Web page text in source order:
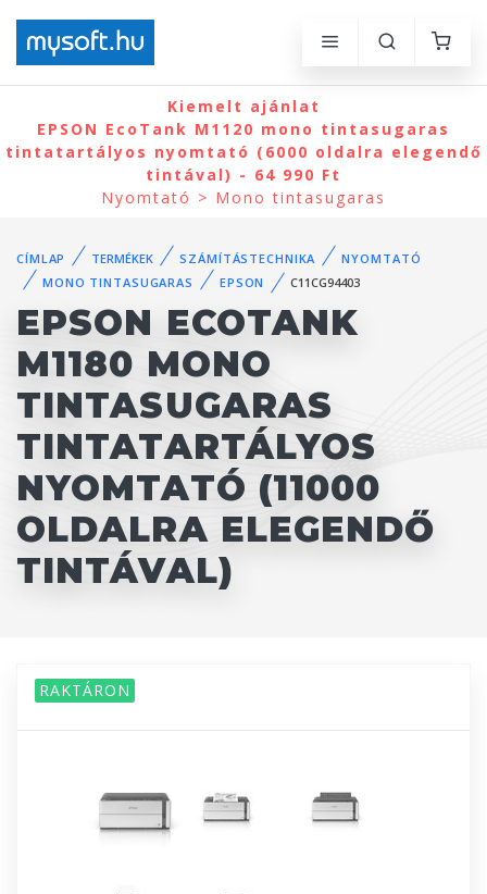
Kiemelt ajánlat
EPSON EcoTank M1120 mono tintasugaras
tintatartályos nyomtató (6000 oldalra elegendő
tintával) - 64 990 Ft
Nyomtató > Mono tintasugaras
CÍMLAP TERMÉKEK SZÁMÍTÁSTECHNIKA
NYOMTATÓ
MONO TINTASUGARAS
EPSON C11CG94403
EPSON ECOTANK
M1180 MONO
TINTASUGARAS
TINTATARTÁLYOS
NYOMTATÓ (11000
OLDALRA ELEGENDŐ
TINTÁVAL)
RAKTÁRON